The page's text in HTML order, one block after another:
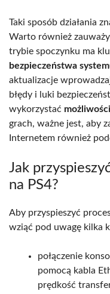
Taki sposób działania
Warto również
trybie spoczynku ma
bezpieczeństwa
aktualizacje
błędy i luki
wykorzystać
grach, ważne jest, aby
Internetem również
Jak
na PS4?
Aby przyspieszyć
wziąć pod uwagę kilka
połączenie
pomocą kabla
prędkość